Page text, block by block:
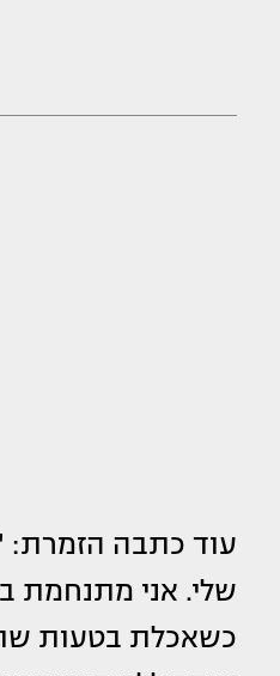
עוד כתבה הזמרת:
כשאכלת בטעות